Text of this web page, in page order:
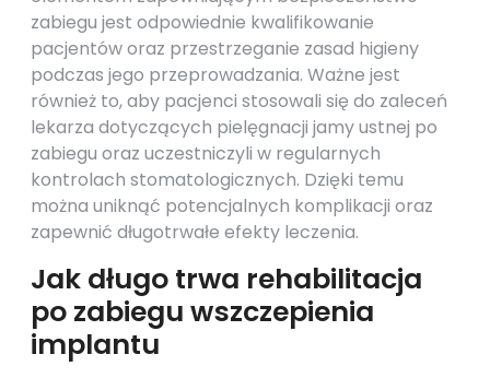
zabiegu jest odpowiednie kwalifikowanie
pacjentów oraz przestrzeganie zasad higieny
podczas jego przeprowadzania. Ważne jest
również to, aby pacjenci stosowali się do zaleceń
lekarza dotyczących pielęgnacji jamy ustnej po
zabiegu oraz uczestniczyli w regularnych
kontrolach stomatologicznych. Dzięki temu
można uniknąć potencjalnych komplikacji oraz
zapewnić długotrwałe efekty leczenia.
Jak długo trwa rehabilitacja
po zabiegu wszczepienia
implantu